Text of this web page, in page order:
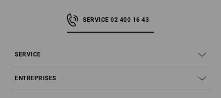
SERVICE 02 400 16 43
SERVICE
ENTREPRISES